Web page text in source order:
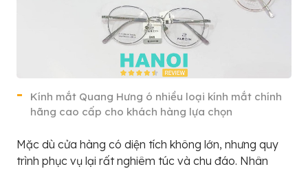
Kính mắt Quang Hưng ó nhiều loại kính mắt chính
hãng cao cấp cho khách hàng lựa chọn
Mặc dù cửa hàng có diện tích không lớn, nhưng quy
trình phục vụ lại rất nghiêm túc và chu đáo. Nhân